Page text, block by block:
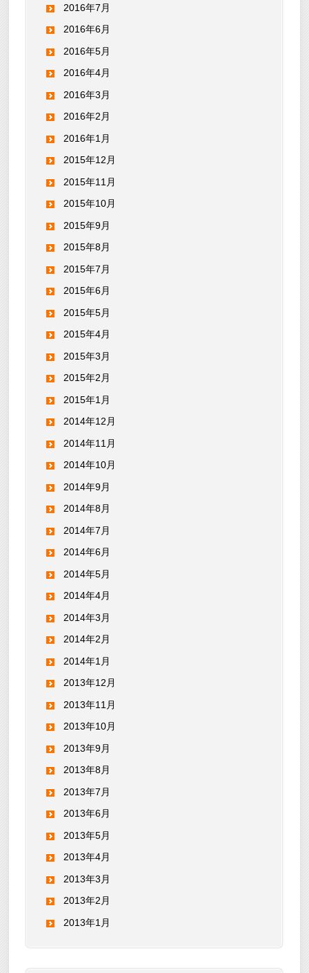
2016年7月
2016年6月
2016年5月
2016年4月
2016年3月
2016年2月
2016年1月
2015年12月
2015年11月
2015年10月
2015年9月
2015年8月
2015年7月
2015年6月
2015年5月
2015年4月
2015年3月
2015年2月
2015年1月
2014年12月
2014年11月
2014年10月
2014年9月
2014年8月
2014年7月
2014年6月
2014年5月
2014年4月
2014年3月
2014年2月
2014年1月
2013年12月
2013年11月
2013年10月
2013年9月
2013年8月
2013年7月
2013年6月
2013年5月
2013年4月
2013年3月
2013年2月
2013年1月